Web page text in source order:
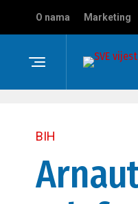
O nama Marketing
BIH